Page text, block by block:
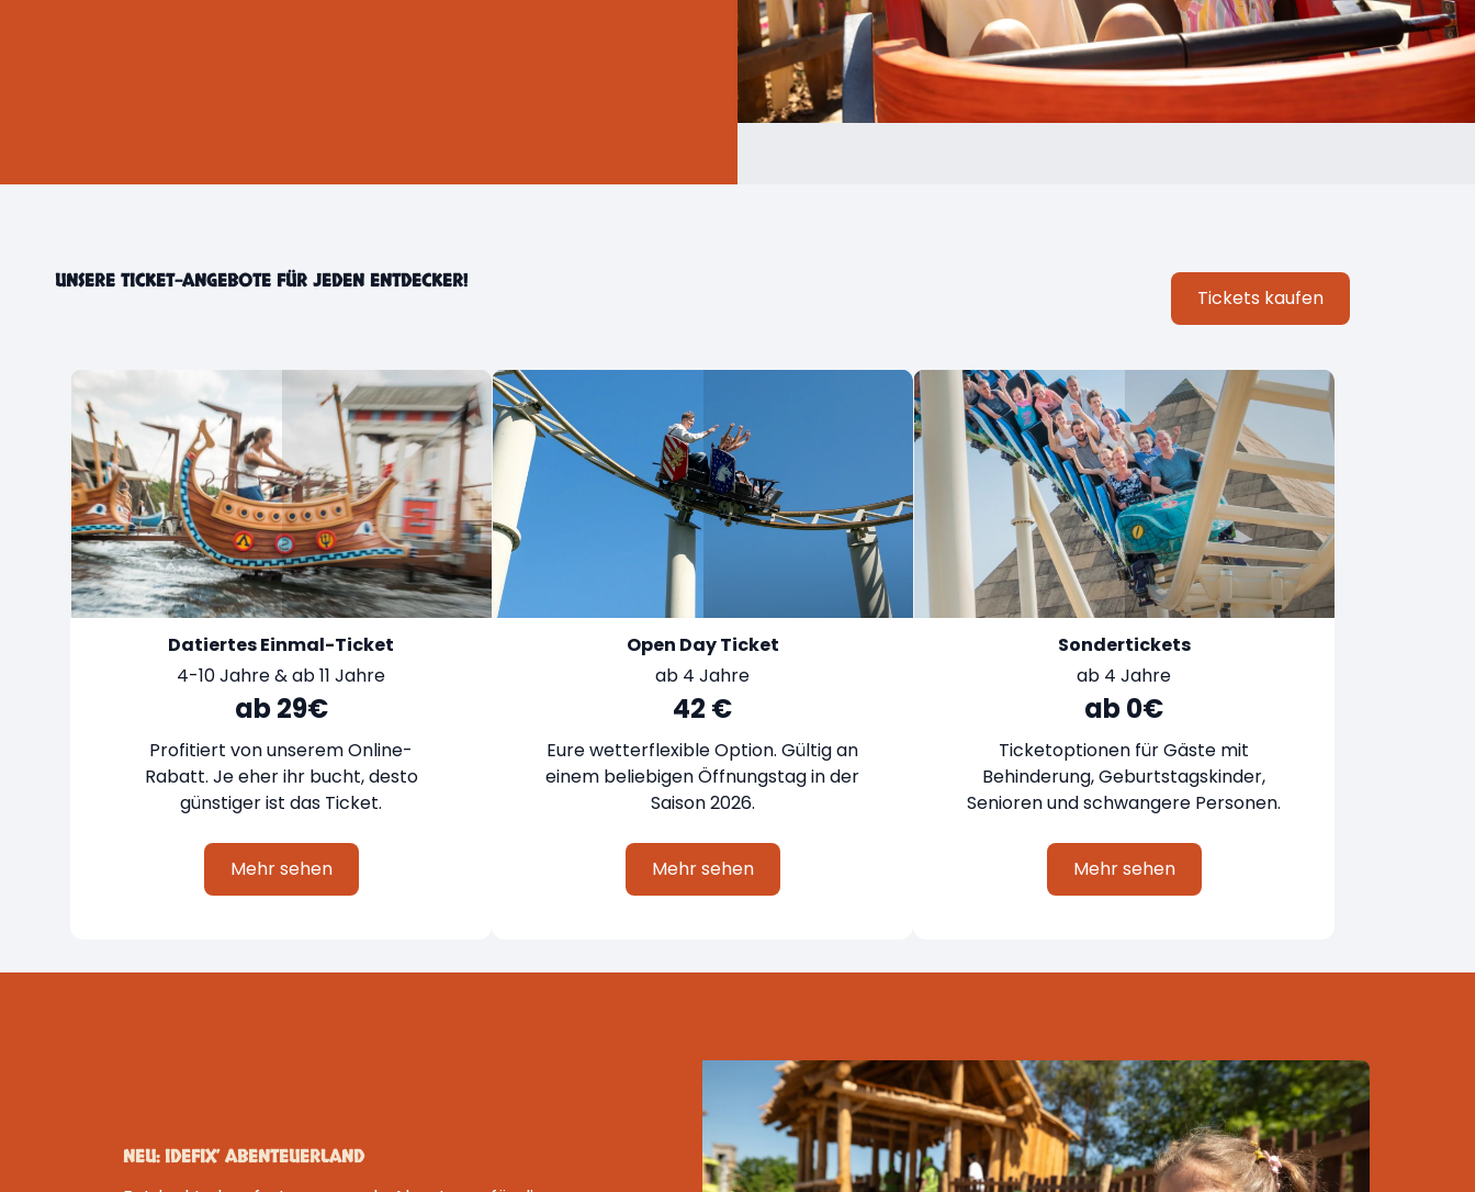
UNSERE TICKET-ANGEBOTE FÜR JEDEN ENTDECKER!
Tickets kaufen
Datiertes Einmal-Ticket
4-10 Jahre & ab 11 Jahre
ab 29€
Profitiert von unserem Online-
Rabatt. Je eher ihr bucht, desto
günstiger ist das Ticket.
Mehr sehen
Open Day Ticket
ab 4 Jahre
42 €
Eure wetterflexible Option. Gültig an
einem beliebigen Öffnungstag in der
Saison 2026.
Mehr sehen
Sondertickets
ab 4 Jahre
ab 0€
Ticketoptionen für Gäste mit
Behinderung, Geburtstagskinder,
Senioren und schwangere Personen.
Mehr sehen
NEU: IDEFIX’ ABENTEUERLAND